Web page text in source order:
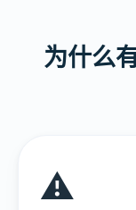
为什么
⚠️